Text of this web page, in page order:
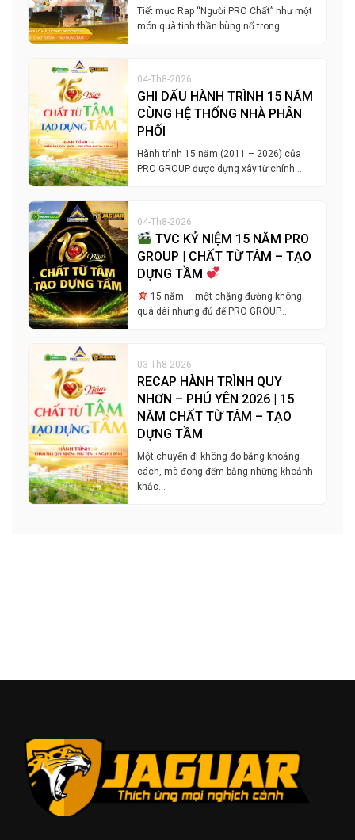
Tiết mục Rap “Người PRO Chất” như một
món quà tinh thần bùng nổ trong…
04-Th8-2026
GHI DẤU HÀNH TRÌNH 15 NĂM
CÙNG HỆ THỐNG NHÀ PHÂN
PHỐI
Hành trình 15 năm (2011 – 2026) của
PRO GROUP được dựng xây từ chính…
04-Th8-2026
TVC KỶ NIỆM 15 NĂM PRO
GROUP | CHẤT TỪ TÂM – TẠO
DỰNG TẦM
15 năm – một chặng đường không
quá dài nhưng đủ để PRO GROUP…
03-Th8-2026
RECAP HÀNH TRÌNH QUY
NHƠN – PHÚ YÊN 2026 | 15
NĂM CHẤT TỪ TÂM – TẠO
DỰNG TẦM
Một chuyến đi không đo bằng khoảng
cách, mà đong đếm bằng những khoảnh
khắc…